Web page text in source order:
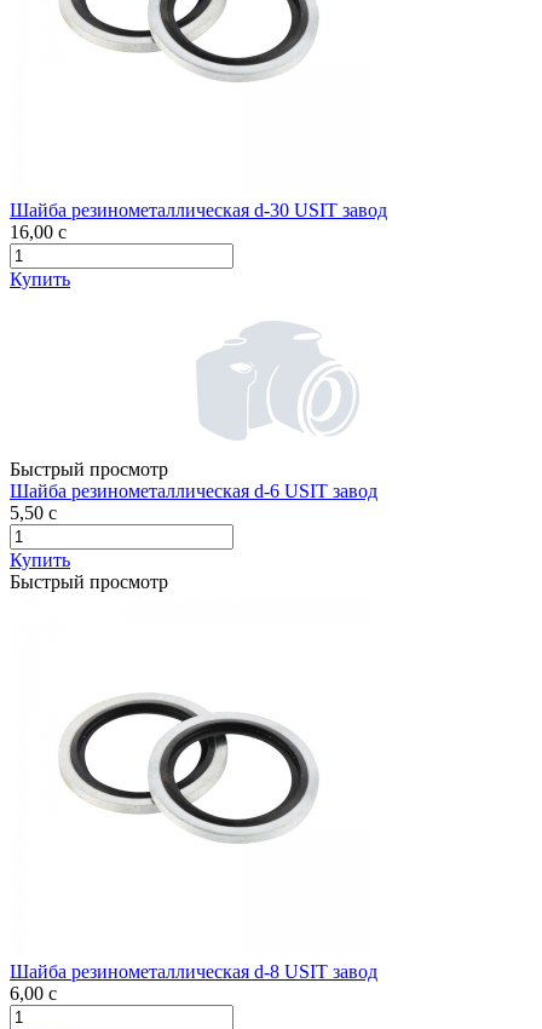
Шайба резинометаллическая d-30 USIT завод
16,00 c
Купить
Быстрый просмотр
Шайба резинометаллическая d-6 USIT завод
5,50 c
Купить
Быстрый просмотр
Шайба резинометаллическая d-8 USIT завод
6,00 c